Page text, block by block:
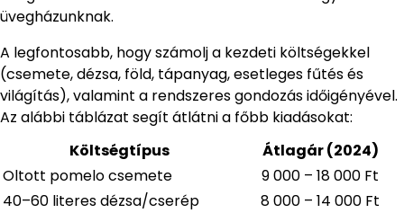
üvegházunknak.
A legfontosabb, hogy számolj a kezdeti költségekkel
(csemete, dézsa, föld, tápanyag, esetleges fűtés és
világítás), valamint a rendszeres gondozás időigényével.
Az alábbi táblázat segít átlátni a főbb kiadásokat:
Költségtípus
Átlagár (2024)
Oltott pomelo csemete
9 000 – 18 000 Ft
40–60 literes dézsa/cserép
8 000 – 14 000 Ft